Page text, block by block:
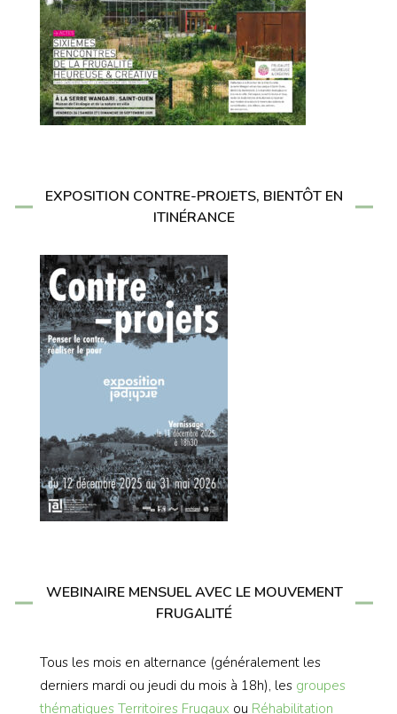
EXPOSITION CONTRE-PROJETS, BIENTÔT EN
ITINÉRANCE
WEBINAIRE MENSUEL AVEC LE MOUVEMENT
FRUGALITÉ
Tous les mois en alternance (généralement les
derniers mardi ou jeudi du mois à 18h), les groupes
thématiques Territoires Frugaux ou Réhabilitation